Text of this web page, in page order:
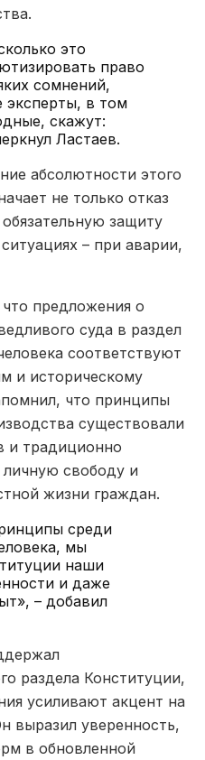
это
право
сомнений,
эксперты, в том
скажут:
Ластаев.
абсолютности этого
не только отказ
защиту
– при аварии,
предложения о
суда в раздел
соответствуют
и историческому
что принципы
существовали
и традиционно
свободу и
жизни граждан.
среди
мы
наши
и даже
– добавил
раздела Конституции,
усиливают акцент на
выразил уверенность,
в обновленной